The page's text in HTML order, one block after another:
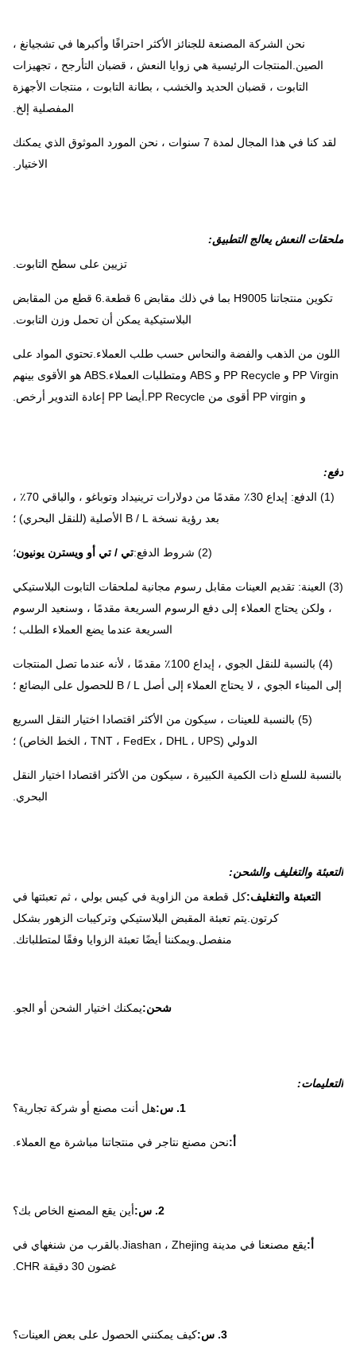
نحن الشركة المصنعة للجنائز الأكثر احترافًا وأكبرها في تشجيانغ ،
الصين.المنتجات الرئيسية هي زوايا النعش ، قضبان التأرجح ، تجهيزات
التابوت ، قضبان الحديد والخشب ، بطانة التابوت ، منتجات الأجهزة
المفصلية إلخ.
لقد كنا في هذا المجال لمدة 7 سنوات ، نحن المورد الموثوق الذي يمكنك
الاختيار.
ملحقات النعش يعالج التطبيق:
تزيين على سطح التابوت.
تكوين منتجاتنا H9005 بما في ذلك مقابض 6 قطعة.6 قطع من المقابض
البلاستيكية يمكن أن تحمل وزن التابوت.
اللون من الذهب والفضة والنحاس حسب طلب العملاء.تحتوي المواد على
PP Virgin و PP Recycle و ABS ومتطلبات العملاء.ABS هو الأقوى بينهم
و PP virgin أقوى من PP Recycle.أيضا PP إعادة التدوير أرخص.
دفع:
(1) الدفع: إيداع 30٪ مقدمًا من دولارات ترينيداد وتوباغو ، والباقي 70٪ ،
بعد رؤية نسخة B / L الأصلية (للنقل البحري) ؛
(2) شروط الدفع: تي / تي أو ويسترن يونيون؛
(3) العينة: تقديم العينات مقابل رسوم مجانية لملحقات التابوت البلاستيكي
، ولكن يحتاج العملاء إلى دفع الرسوم السريعة مقدمًا ، وسنعيد الرسوم
السريعة عندما يضع العملاء الطلب ؛
(4) بالنسبة للنقل الجوي ، إيداع 100٪ مقدمًا ، لأنه عندما تصل المنتجات
إلى الميناء الجوي ، لا يحتاج العملاء إلى أصل B / L للحصول على البضائع ؛
(5) بالنسبة للعينات ، سيكون من الأكثر اقتصادا اختيار النقل السريع
الدولي (TNT ، FedEx ، DHL ، UPS ، الخط الخاص) ؛
بالنسبة للسلع ذات الكمية الكبيرة ، سيكون من الأكثر اقتصادا اختيار النقل
البحري.
التعبئة والتغليف والشحن:
التعبئة والتغليف:كل قطعة من الزاوية في كيس بولي ، ثم تعبئتها في
كرتون.يتم تعبئة المقبض البلاستيكي وتركيبات الزهور بشكل
منفصل.ويمكننا أيضًا تعبئة الزوايا وفقًا لمتطلباتك.
شحن:يمكنك اختيار الشحن أو الجو.
التعليمات:
1. س:
هل أنت مصنع أو شركة تجارية؟
أ:نحن مصنع نتاجر في منتجاتنا مباشرة مع العملاء.
2. س: أين يقع المصنع الخاص بك؟
أ:
يقع مصنعنا في مدينة Jiashan ، Zhejing.بالقرب من شنغهاي في
غضون 30 دقيقة CHR.
3. س: كيف يمكنني الحصول على بعض العينات؟